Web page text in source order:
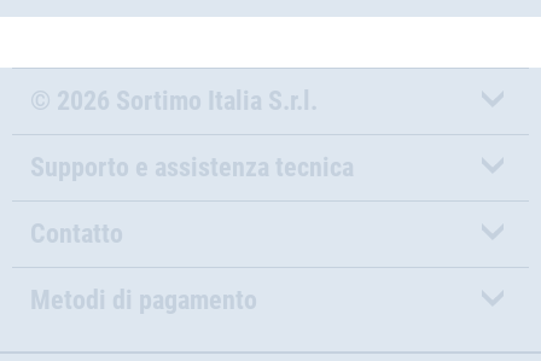
© 2026 Sortimo Italia S.r.l.
Supporto e assistenza tecnica
Contatto
Metodi di pagamento